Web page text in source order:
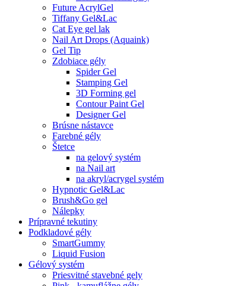
Future AcrylGel
Tiffany Gel&Lac
Cat Eye gel lak
Nail Art Drops (Aquaink)
Gel Tip
Zdobiace gély
Spider Gel
Stamping Gel
3D Forming gel
Contour Paint Gel
Designer Gel
Brúsne nástavce
Farebné gély
Štetce
na gelový systém
na Nail art
na akryl/acrygel systém
Hypnotic Gel&Lac
Brush&Go gel
Nálepky
Prípravné tekutiny
Podkladové gély
SmartGummy
Liquid Fusion
Gélový systém
Priesvitné stavebné gely